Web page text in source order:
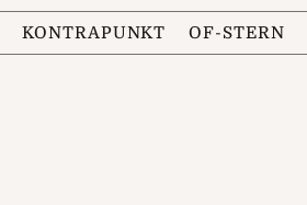
KONTRAPUNKT OF-STERN